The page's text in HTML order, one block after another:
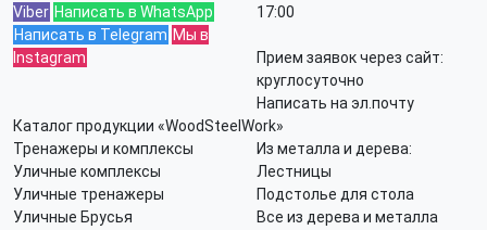
Viber Написать в WhatsApp
Написать в Telegram Мы в
Instagram
17:00
Прием заявок через сайт:
круглосуточно
Написать на эл.почту
Каталог продукции «WoodSteelWork»
Тренажеры и комплексы
Уличные комплексы
Уличные тренажеры
Уличные Брусья
Из металла и дерева:
Лестницы
Подстолье для стола
Все из дерева и металла